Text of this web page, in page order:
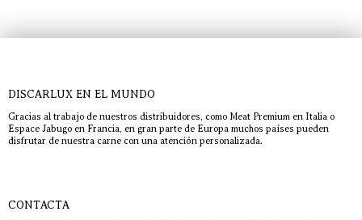
DISCARLUX EN EL MUNDO
Gracias al trabajo de nuestros distribuidores, como Meat Premium en Italia o
Espace Jabugo en Francia, en gran parte de Europa muchos países pueden
disfrutar de nuestra carne con una atención personalizada.
CONTACTA